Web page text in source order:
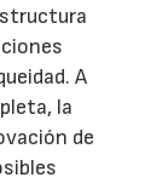
A
la
de